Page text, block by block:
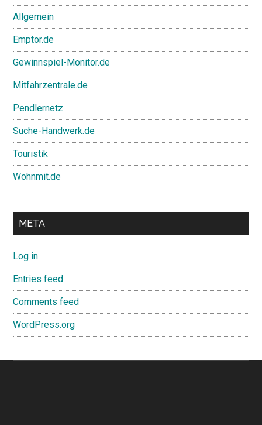
Allgemein
Emptor.de
Gewinnspiel-Monitor.de
Mitfahrzentrale.de
Pendlernetz
Suche-Handwerk.de
Touristik
Wohnmit.de
META
Log in
Entries feed
Comments feed
WordPress.org